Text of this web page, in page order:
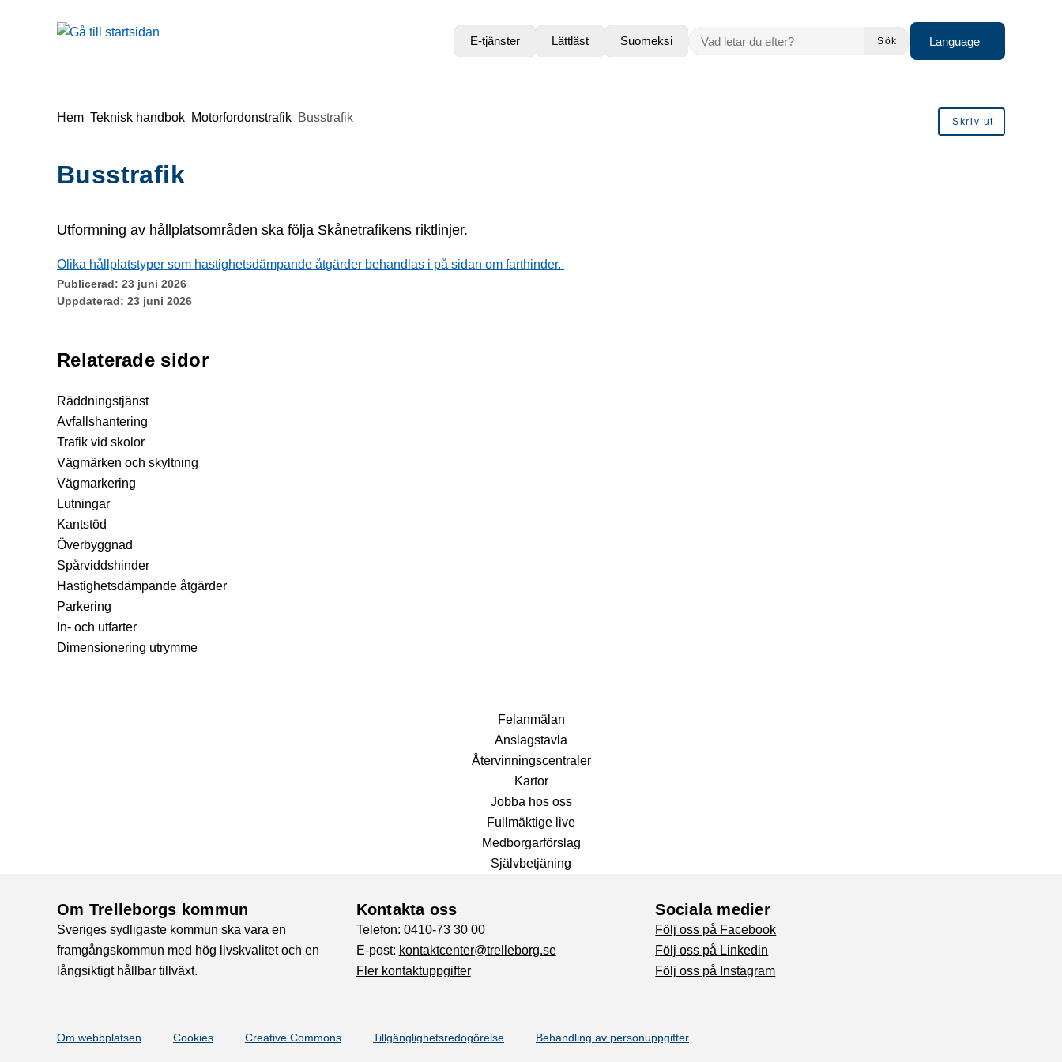
Gå till innehåll
E-tjänster
Lättläst Suomeksi
VAD LETAR DU EFTER?
Sök
Language
Du är här:
Hem Teknisk handbok Motorfordonstrafik Busstrafik Skriv ut
Busstrafik
Utformning av hållplatsområden ska följa Skånetrafikens riktlinjer.
Olika hållplatstyper som hastighetsdämpande åtgärder behandlas i på sidan om farthinder.
Publicerad: 23 juni 2026
Uppdaterad: 23 juni 2026
Relaterade sidor
Räddningstjänst
Avfallshantering
Trafik vid skolor
Vägmärken och skyltning
Vägmarkering
Lutningar
Kantstöd
Överbyggnad
Spårviddshinder
Hastighetsdämpande åtgärder
Parkering
In- och utfarter
Dimensionering utrymme
Fel­anmälan
Anslags­tavla
Återvinnings­centraler
Kartor
Jobba hos oss
Fullmäktige live
Medborgarförslag
Självbetjäning
Om Trelleborgs kommun
Sveriges sydligaste kommun ska vara en
framgångskommun med hög livskvalitet och en
långsiktigt hållbar tillväxt.
Kontakta oss
Telefon: 0410-73 30 00
E-post: kontaktcenter@trelleborg.se
Fler kontaktuppgifter
Sociala medier
Följ oss på Facebook
Följ oss på Linkedin
Följ oss på Instagram
Om webbplatsen Cookies Creative Commons Tillgänglighetsredogörelse Behandling av personuppgifter